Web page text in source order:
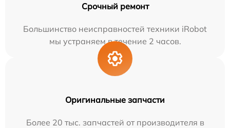
Срочный ремонт
Большинство неисправностей техники iRobot
мы устраняем в течение 2 часов.
Оригинальные запчасти
Более 20 тыс. запчастей от производителя в